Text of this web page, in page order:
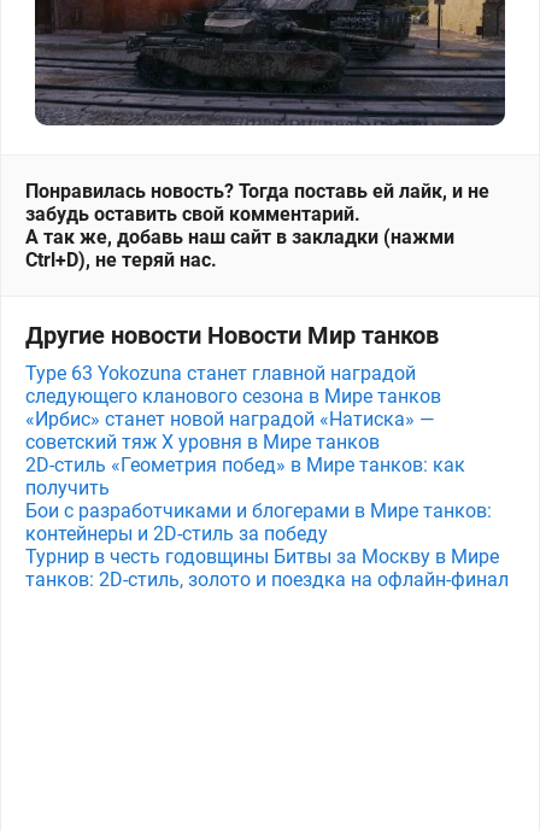
Понравилась новость? Тогда поставь ей лайк, и не
забудь оставить свой комментарий.
А так же, добавь наш сайт в закладки (нажми
Ctrl+D), не теряй нас.
Другие новости Новости Мир танков
Type 63 Yokozuna станет главной наградой
следующего кланового сезона в Мире танков
«Ирбис» станет новой наградой «Натиска» —
советский тяж X уровня в Мире танков
2D-стиль «Геометрия побед» в Мире танков: как
получить
Бои с разработчиками и блогерами в Мире танков:
контейнеры и 2D-стиль за победу
Турнир в честь годовщины Битвы за Москву в Мире
танков: 2D-стиль, золото и поездка на офлайн-финал